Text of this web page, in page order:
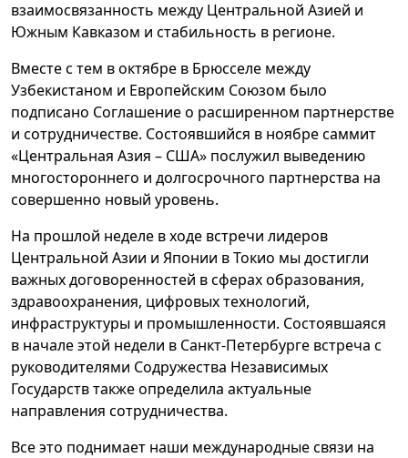
взаимосвязанность между Центральной Азией и
Южным Кавказом и стабильность в регионе.
Вместе с тем в октябре в Брюсселе между
Узбекистаном и Европейским Союзом было
подписано Соглашение о расширенном партнерстве
и сотрудничестве. Состоявшийся в ноябре саммит
«Центральная Азия – США» послужил выведению
многостороннего и долгосрочного партнерства на
совершенно новый уровень.
На прошлой неделе в ходе встречи лидеров
Центральной Азии и Японии в Токио мы достигли
важных договоренностей в сферах образования,
здравоохранения, цифровых технологий,
инфраструктуры и промышленности. Состоявшаяся
в начале этой недели в Санкт-Петербурге встреча с
руководителями Содружества Независимых
Государств также определила актуальные
направления сотрудничества.
Все это поднимает наши международные связи на